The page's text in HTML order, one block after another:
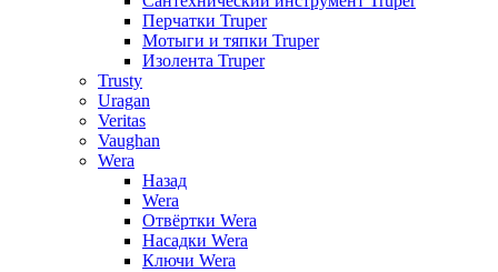
Перчатки Truper
Мотыги и тяпки Truper
Изолента Truper
Trusty
Uragan
Veritas
Vaughan
Wera
Назад
Wera
Отвёртки Wera
Насадки Wera
Ключи Wera